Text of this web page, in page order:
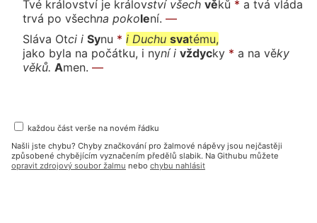
Tvé království je království všech věků * a tvá vláda
trvá po všechna pokolení. —
Sláva Otci i Synu * i Duchu svatému,
jako byla na počátku, i nyní i vždycky * a na věky
věků. Amen. —
každou část verše na novém řádku
Našli jste chybu? Chyby značkování pro žalmové nápěvy jsou nejčastěji
způsobené chybějícím vyznačením předělů slabik. Na Githubu můžete
opravit zdrojový soubor žalmu nebo chybu nahlásit